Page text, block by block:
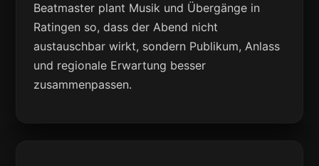
Beatmaster plant Musik und Übergänge in
Ratingen so, dass der Abend nicht
austauschbar wirkt, sondern Publikum, Anlass
und regionale Erwartung besser
zusammenpassen.